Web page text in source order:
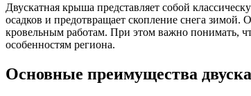
Двускатная крыша представляет собой
осадков и предотвращает скопление снега зимой.
кровельным работам. При этом важно понимать,
особенностям региона.
Основные преимущества